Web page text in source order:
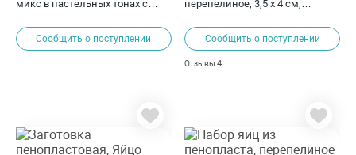
микс в пастельных тонах с
Сообщить о поступлении
перепелиное, 3,5 х 4 см,
Сообщить о поступлении
Отзывы4